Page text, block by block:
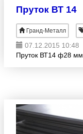
Пруток ВТ 14
Гранд-Металл
07.12.2015 10:48
Пруток ВТ14 ф28 мм